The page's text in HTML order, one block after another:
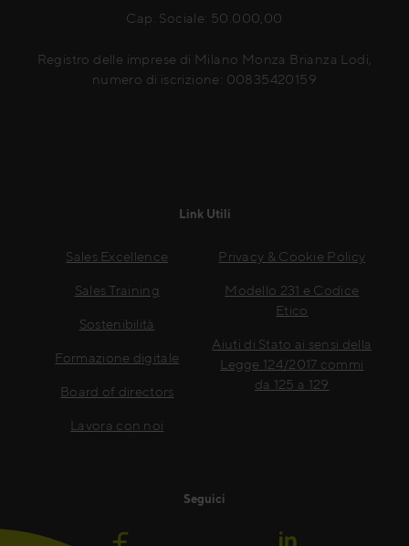
Cap. Sociale: 50.000,00
Registro delle imprese di Milano Monza Brianza Lodi,
numero di iscrizione: 00835420159
Link Utili
Sales Excellence
Sales Training
Sostenibilità
Formazione digitale
Board of directors
Lavora con noi
Privacy & Cookie Policy
Modello 231 e Codice
Etico
Aiuti di Stato ai sensi della
Legge 124/2017 commi
da 125 a 129
Seguici